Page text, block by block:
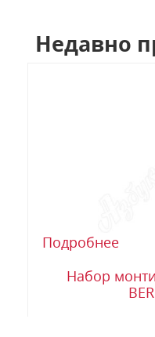
Недавно
Подробнее
Набор